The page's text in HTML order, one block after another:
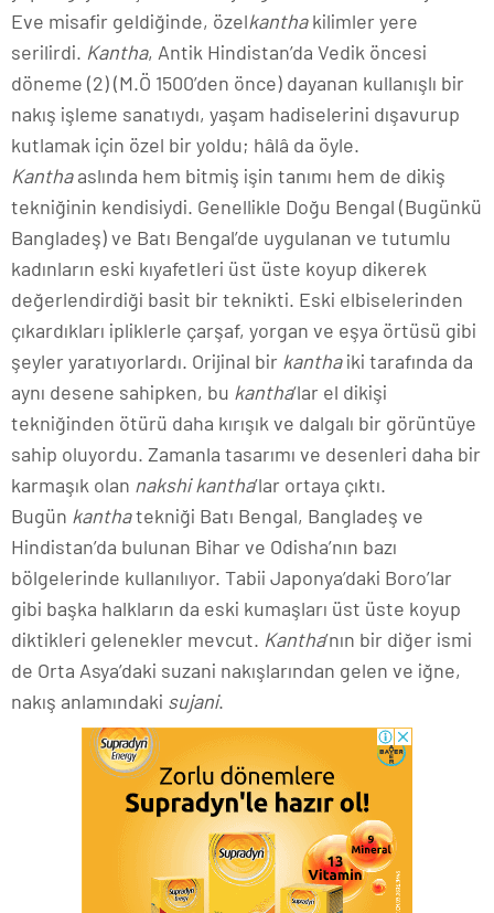
Eve misafir geldiğinde, özelkanthakilimler yere
serilirdi. Kantha, Antik Hindistan’da Vedik öncesi
döneme (2) (M.Ö 1500’den önce) dayanan kullanışlı bir
nakış işleme sanatıydı, yaşam hadiselerini dışavurup
kutlamak için özel bir yoldu; hâlâ da öyle.
Kanthaaslında hem bitmiş işin tanımı hem de dikiş
tekniğinin kendisiydi. Genellikle Doğu Bengal (Bugünkü
Bangladeş) ve Batı Bengal’de uygulanan ve tutumlu
kadınların eski kıyafetleri üst üste koyup dikerek
değerlendirdiği basit bir teknikti. Eski elbiselerinden
çıkardıkları ipliklerle çarşaf, yorgan ve eşya örtüsü gibi
şeyler yaratıyorlardı. Orijinal bir kanthaiki tarafında da
aynı desene sahipken, bu kantha‘lar el dikişi
tekniğinden ötürü daha kırışık ve dalgalı bir görüntüye
sahip oluyordu. Zamanla tasarımı ve desenleri daha bir
karmaşık olan nakshi kantha’lar ortaya çıktı.
Bugün kanthatekniği Batı Bengal, Bangladeş ve
Hindistan’da bulunan Bihar ve Odisha’nın bazı
bölgelerinde kullanılıyor. Tabii Japonya’daki Boro’lar
gibi başka halkların da eski kumaşları üst üste koyup
diktikleri gelenekler mevcut. Kantha’nın bir diğer ismi
de Orta Asya’daki suzani nakışlarından gelen ve iğne,
nakış anlamındaki sujani.